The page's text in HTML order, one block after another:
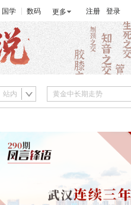
国学 数码 更多 注册 登录
站内